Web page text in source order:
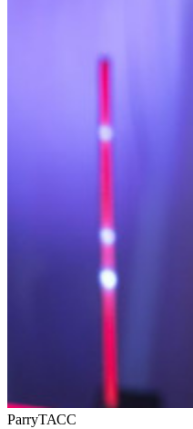
ParryТАСС